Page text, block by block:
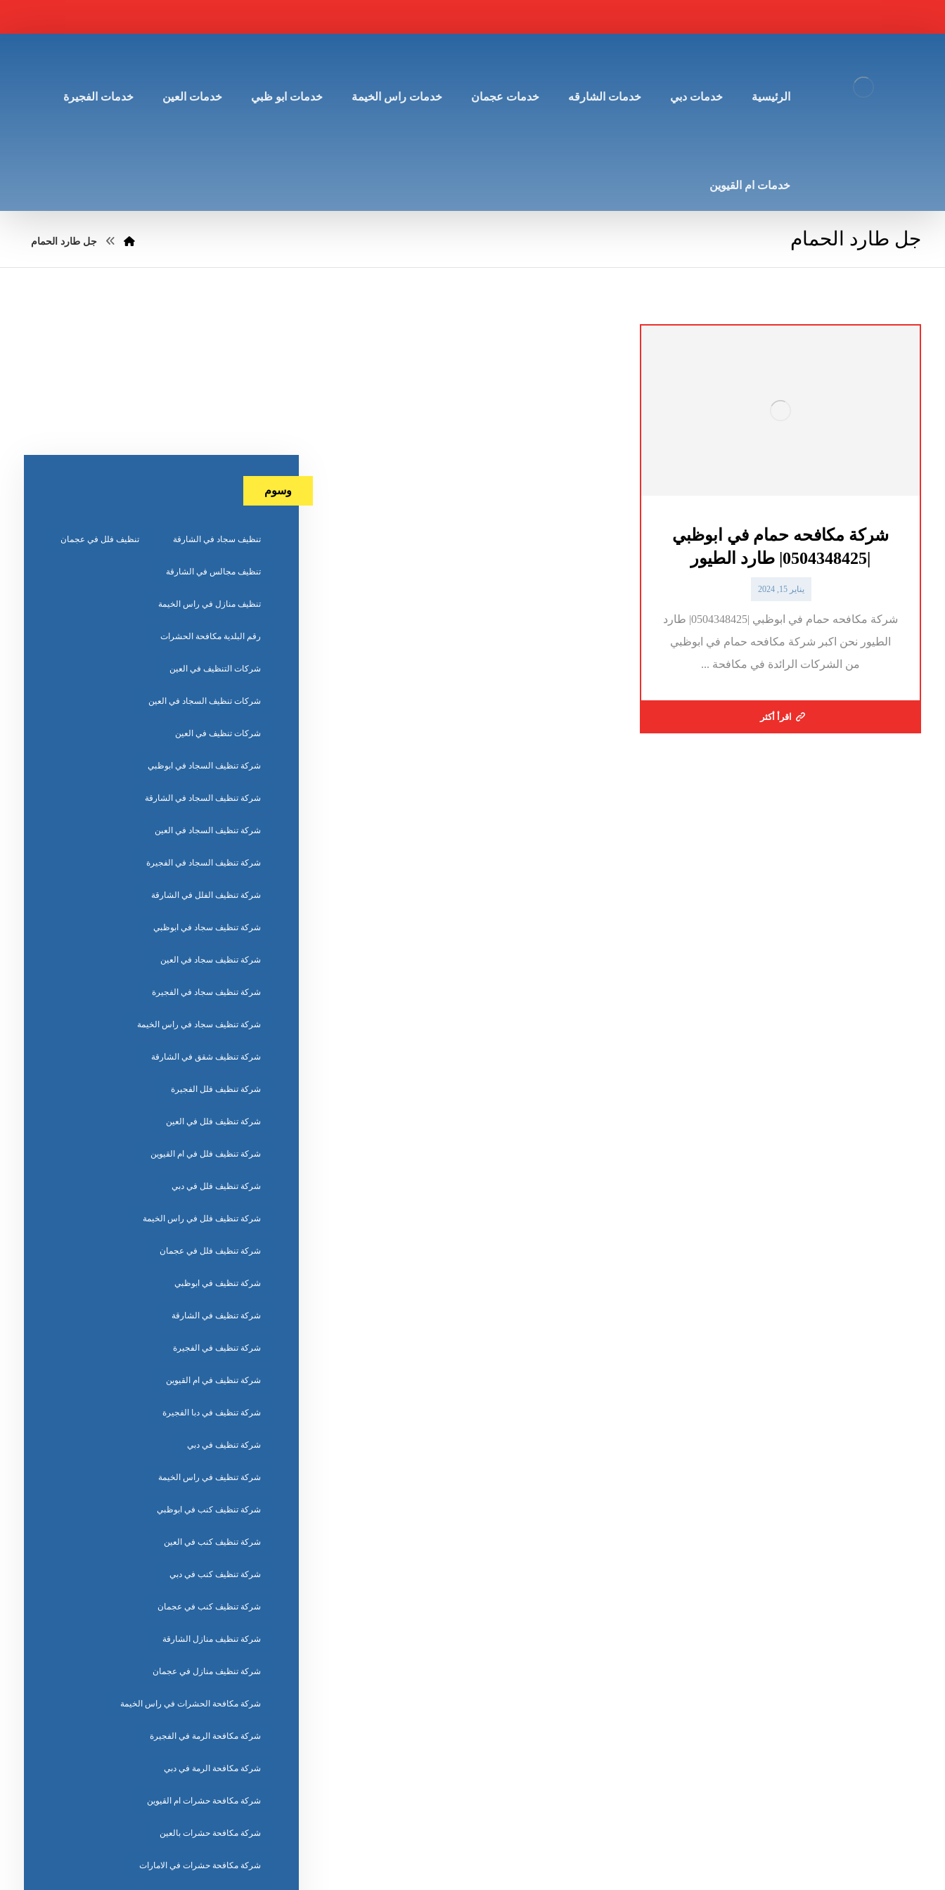
الرئيسية خدمات دبي خدمات الشارقه خدمات عجمان خدمات راس الخيمة خدمات ابو ظبي خدمات العين خدمات الفجيرة
خدمات ام القيوين
جل طارد الحمام جل طارد الحمام
شركة مكافحه حمام في ابوظبي
يناير 15, 2024
شركة مكافحه حمام في ابوظبي |0504348425| طارد
الطيور نحن اكبر شركة مكافحه حمام في ابوظبي
من الشركات الرائدة في مكافحة ...
اقرأ أكثر
وسوم
تنظيف سجاد في الشارقة تنظيف فلل في عجمان
تنظيف مجالس في الشارقة
تنظيف منازل في راس الخيمة
رقم البلدية مكافحة الحشرات
شركات التنظيف في العين
شركات تنظيف السجاد في العين
شركات تنظيف في العين
شركة تنظيف السجاد في ابوظبي
شركة تنظيف السجاد في الشارقة
شركة تنظيف السجاد في العين
شركة تنظيف السجاد في الفجيرة
شركة تنظيف الفلل في الشارقة
شركة تنظيف سجاد في ابوظبي
شركة تنظيف سجاد في العين
شركة تنظيف سجاد في الفجيرة
شركة تنظيف سجاد في راس الخيمة
شركة تنظيف شقق في الشارقة
شركة تنظيف فلل الفجيرة
شركة تنظيف فلل في العين
شركة تنظيف فلل في ام القيوين
شركة تنظيف فلل في دبي
شركة تنظيف فلل في راس الخيمة
شركة تنظيف فلل في عجمان
شركة تنظيف في ابوظبي
شركة تنظيف في الشارقة
شركة تنظيف في الفجيرة
شركة تنظيف في ام القيوين
شركة تنظيف في دبا الفجيرة
شركة تنظيف في دبي
شركة تنظيف في راس الخيمة
شركة تنظيف كنب في ابوظبي
شركة تنظيف كنب في العين
شركة تنظيف كنب في دبي
شركة تنظيف كنب في عجمان
شركة تنظيف منازل الشارقة
شركة تنظيف منازل في عجمان
شركة مكافحة الحشرات في راس الخيمة
شركة مكافحة الرمة في الفجيرة
شركة مكافحة الرمة في دبي
شركة مكافحة حشرات ام القيوين
شركة مكافحة حشرات بالعين
شركة مكافحة حشرات في الامارات